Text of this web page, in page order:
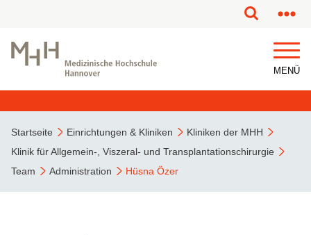
MENÜ
Startseite Einrichtungen & Kliniken
Kliniken der MHH
Klinik für Allgemein-, Viszeral- und Transplantationschirurgie
Team
Administration Hüsna Özer